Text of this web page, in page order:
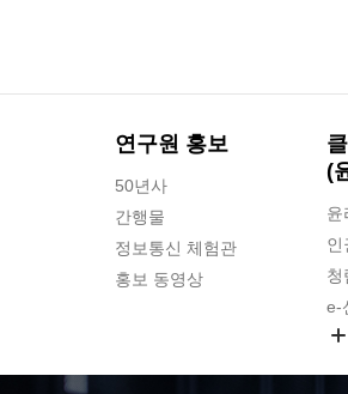
연구원 홍보
50년사
간행물
정보통신 체험관
홍보 동영상
(
윤
인
청
e-